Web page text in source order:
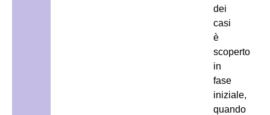
dei
casi
è
scoperto
in
fase
iniziale,
quando